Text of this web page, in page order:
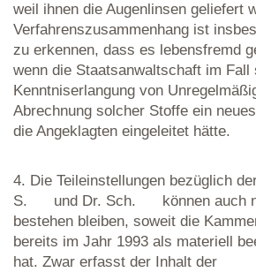
weil ihnen die Augenlinsen geliefert
Verfahrenszusammenhang ist
zu erkennen, dass es lebensfremd
wenn die Staatsanwaltschaft im Fall
Kenntniserlangung von
Abrechnung solcher Stoffe ein
die Angeklagten eingeleitet hätte.
4. Die Teileinstellungen bezüglich
S. und Dr. Sch. können auch
bestehen bleiben, soweit die
bereits im Jahr 1993 als materiell
hat. Zwar erfasst der Inhalt der